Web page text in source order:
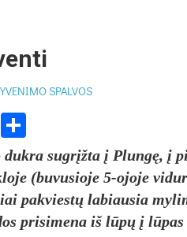
SPALVOS
Viber
dukra sugrįžta į Plungę, į
(buvusioje 5-ojoje
pakviestų labiausia
prisimena iš lūpų į